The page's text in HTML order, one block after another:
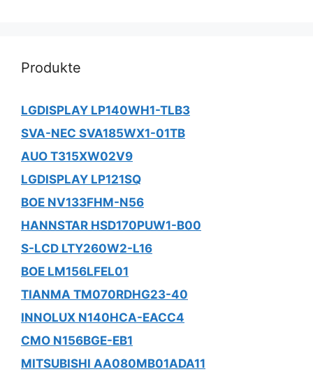
Produkte
LGDISPLAY LP140WH1-TLB3
SVA-NEC SVA185WX1-01TB
AUO T315XW02V9
LGDISPLAY LP121SQ
BOE NV133FHM-N56
HANNSTAR HSD170PUW1-B00
S-LCD LTY260W2-L16
BOE LM156LFEL01
TIANMA TM070RDHG23-40
INNOLUX N140HCA-EACC4
CMO N156BGE-EB1
MITSUBISHI AA080MB01ADA11